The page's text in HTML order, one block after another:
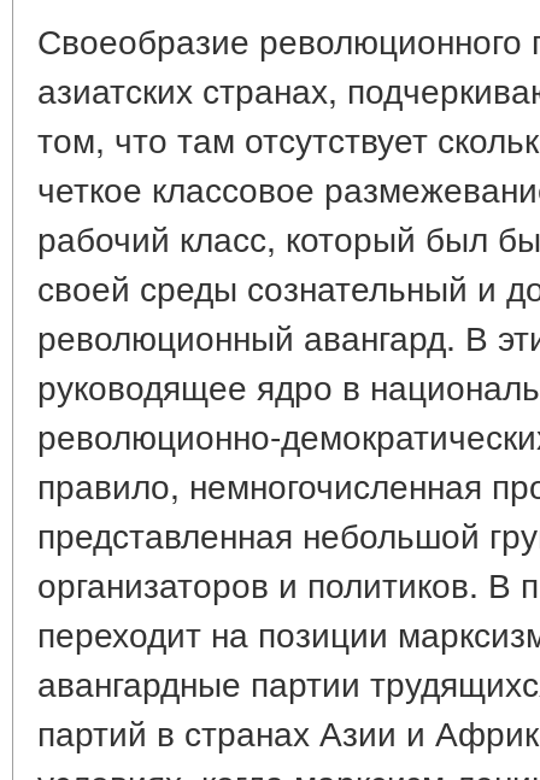
Своеобразие
азиатских странах,
том, что там отсутствует
четкое классовое
рабочий класс, который был
своей среды сознательный и
революционный авангард. В
руководящее ядро в
революционно-
правило, немногочисленная
представленная небольшой
организаторов и политиков.
переходит на позиции
авангардные партии
партий в странах Азии и